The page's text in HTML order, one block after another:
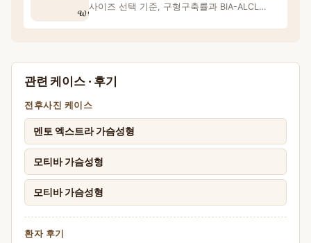
사이즈 선택 기준, 구형구축률과 BIA-ALCL
관련 케이스 · 후기
전후사진 케이스
멘토 엑스트라 가슴성형
모티바 가슴성형
모티바 가슴성형
환자 후기